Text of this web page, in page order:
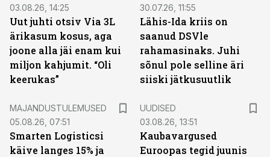
03.08.26, 14:25
Uut juhti otsiv Via 3L
ärikasum kosus, aga
joone alla jäi enam kui
miljon kahjumit. “Oli
keerukas”
30.07.26, 11:55
Lähis-Ida kriis on
saanud DSVle
rahamasinaks. Juhi
sõnul pole selline äri
siiski jätkusuutlik
MAJANDUSTULEMUSED
05.08.26, 07:51
Smarten Logisticsi
käive langes 15% ja
UUDISED
03.08.26, 13:51
Kaubavargused
Euroopas tegid juunis